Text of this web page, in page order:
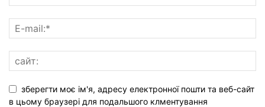
зберегти моє ім'я, адресу електронної пошти та веб-сайт
в цьому браузері для подальшого клментування